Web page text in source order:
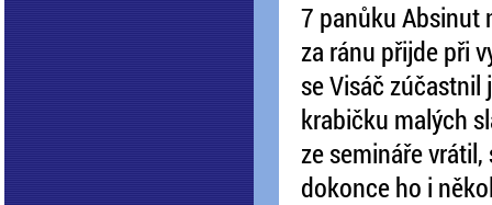
7 panůku Absinut
za ránu přijde při
se Visáč zúčastnil
krabičku malých
ze semináře
dokonce ho i